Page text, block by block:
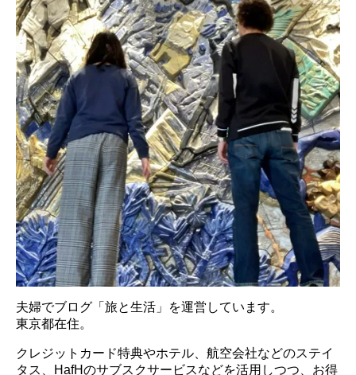
夫婦でブログ「旅と生活」を運営しています。
東京都在住。
クレジットカード特典やホテル、航空会社などのステイ
タス、HafHのサブスクサービスなどを活用しつつ、お得